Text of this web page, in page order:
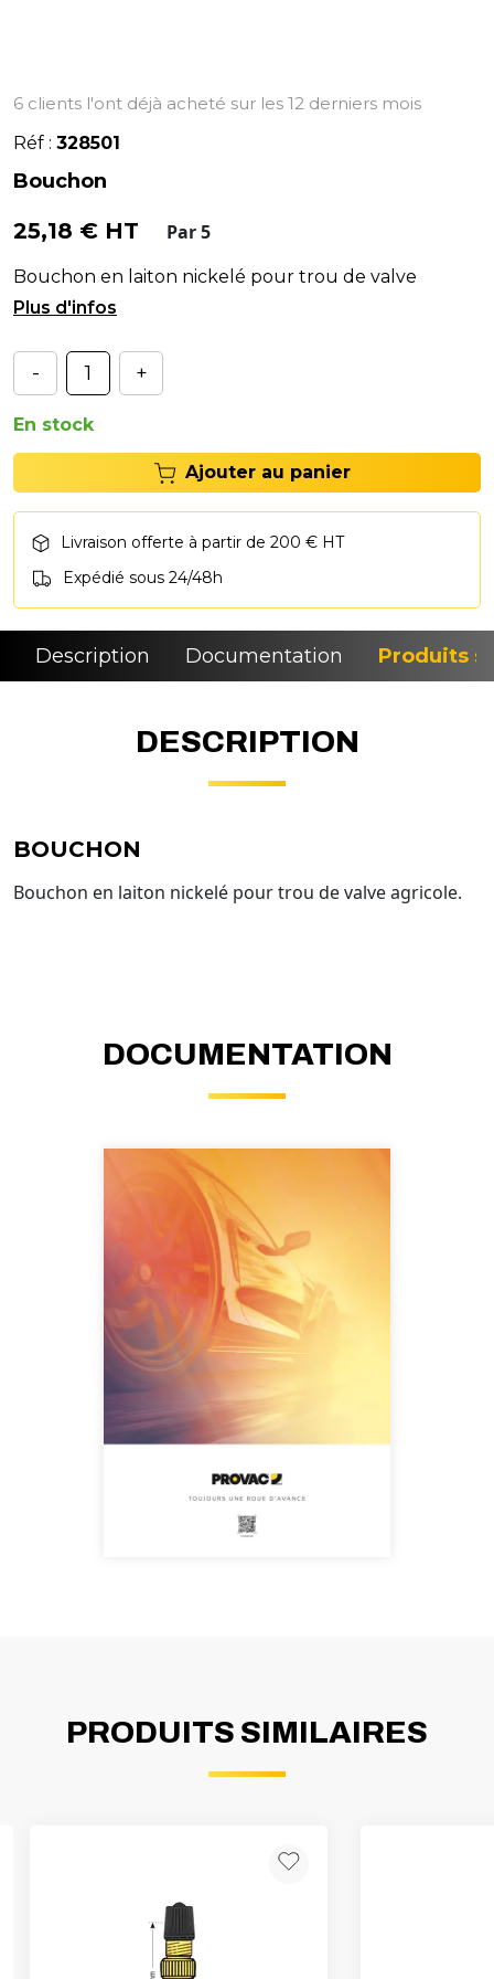
6 clients l'ont déjà acheté sur les 12 derniers mois
Réf : 328501
Bouchon
25,18 € HT Par 5
Bouchon en laiton nickelé pour trou de valve
agricole.
- +
En stock
Ajouter au panier
Livraison offerte à partir de 200 € HT
Expédié sous 24/48h
Description Documentation Produits
DESCRIPTION
BOUCHON
Bouchon en laiton nickelé pour trou de valve agricole.
DOCUMENTATION
PRODUITS SIMILAIRES